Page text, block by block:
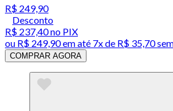
R$ 249,90
Desconto
R$ 237,40no PIX
ou R$ 249,90em até 7x de R$ 35,70
COMPRAR AGORA